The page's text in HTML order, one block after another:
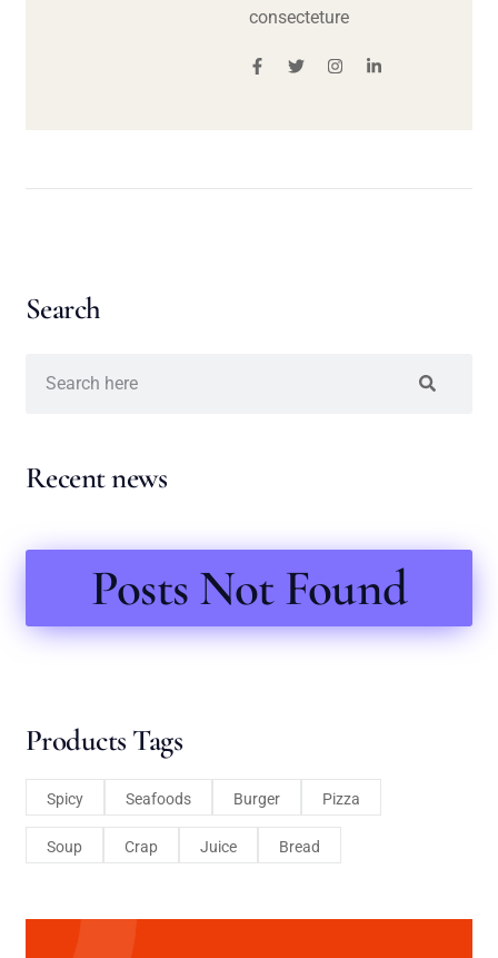
consecteture
Search
Recent news
Posts Not Found
Products Tags
Spicy Seafoods Burger Pizza
Soup Crap Juice Bread